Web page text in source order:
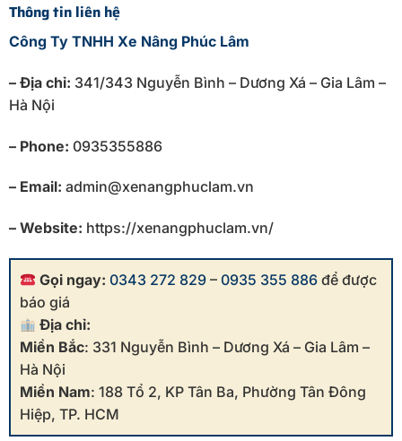
Thông tin liên hệ
Công Ty TNHH Xe Nâng Phúc Lâm
– Địa chỉ: 341/343 Nguyễn Bình – Dương Xá – Gia Lâm –
Hà Nội
– Phone: 0935355886
– Email: admin@xenangphuclam.vn
– Website: https://xenangphuclam.vn/
Gọi ngay: 0343 272 829 –0935 355 886 để được
báo giá
Địa chỉ:
Miền Bắc: 331 Nguyễn Bình – Dương Xá – Gia Lâm –
Hà Nội
Miền Nam: 188 Tổ 2, KP Tân Ba, Phường Tân Đông
Hiệp, TP. HCM